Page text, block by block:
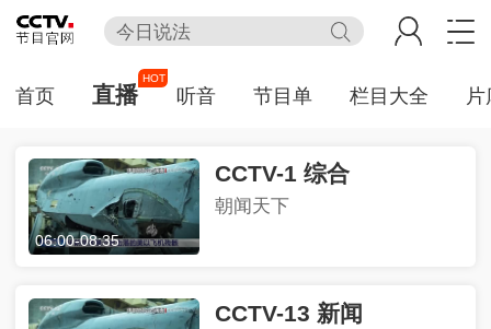
今日说法
百家讲坛
天网
熊出没
制胜
首页 直播
HOT
听音 节目单 栏目大全
06:00-08:35
CCTV-1 综合
朝闻天下
CCTV-13 新闻